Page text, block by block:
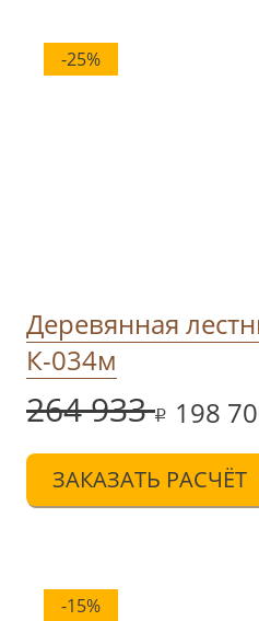
-25%
Деревянная
К-034м
264 933 198
ЗАКАЗАТЬ РАСЧЁТ
-15%